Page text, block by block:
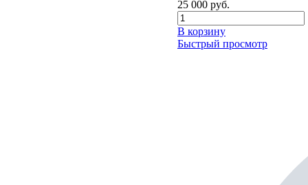
25 000 руб.
В корзину
Быстрый просмотр